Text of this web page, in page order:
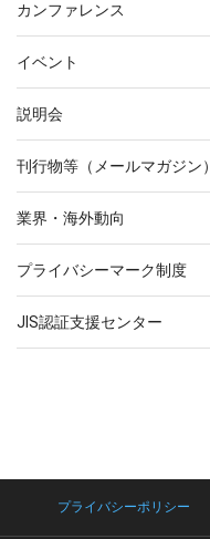
カンファレンス
イベント
説明会
刊行物等（メールマガジン）
業界・海外動向
プライバシーマーク制度
JIS認証支援センター
プライバシーポリシー